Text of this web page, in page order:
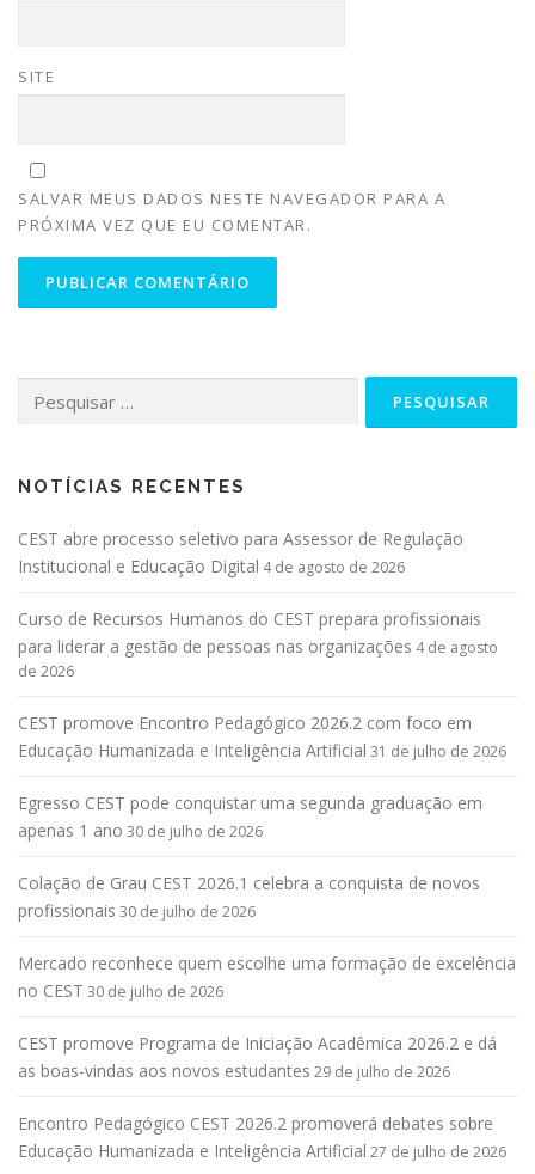
SITE
SALVAR MEUS DADOS NESTE NAVEGADOR PARA A
PRÓXIMA VEZ QUE EU COMENTAR.
NOTÍCIAS RECENTES
CEST abre processo seletivo para Assessor de Regulação
Institucional e Educação Digital 4 de agosto de 2026
Curso de Recursos Humanos do CEST prepara profissionais
para liderar a gestão de pessoas nas organizações 4 de agosto
de 2026
CEST promove Encontro Pedagógico 2026.2 com foco em
Educação Humanizada e Inteligência Artificial 31 de julho de 2026
Egresso CEST pode conquistar uma segunda graduação em
apenas 1 ano 30 de julho de 2026
Colação de Grau CEST 2026.1 celebra a conquista de novos
profissionais 30 de julho de 2026
Mercado reconhece quem escolhe uma formação de excelência
no CEST 30 de julho de 2026
CEST promove Programa de Iniciação Acadêmica 2026.2 e dá
as boas-vindas aos novos estudantes 29 de julho de 2026
Encontro Pedagógico CEST 2026.2 promoverá debates sobre
Educação Humanizada e Inteligência Artificial 27 de julho de 2026